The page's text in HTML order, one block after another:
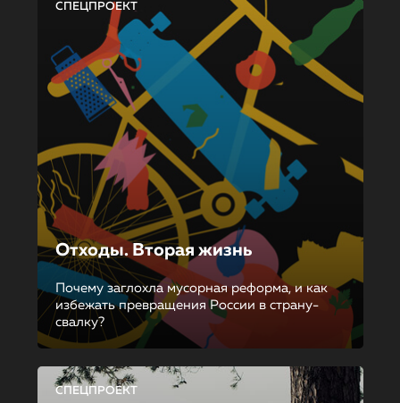
СПЕЦПРОЕКТ
Отходы. Вторая жизнь
Почему заглохла мусорная реформа, и как
избежать превращения России в страну-
свалку?
СПЕЦПРОЕКТ